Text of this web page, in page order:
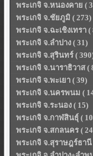
พระเกจิ จ.หนองคาย (
พระเกจิ จ.ชัยภูมิ ( 273)
พระเกจิ จ.ฉะเชิงเทรา (
พระเกจิ จ.ลำปาง ( 31)
พระเกจิ จ.สุรินทร์ (
พระเกจิ จ.นาราธิวาส (
พระเกจิ จ.พะเยา ( 39)
พระเกจิ จ.นครพนม (
พระเกจิ จ.ระนอง ( 15)
พระเกจิ จ.กาฬสินธุ์ (
พระเกจิ จ.สกลนคร (
พระเกจิ จ.สุราษฎร์ธานี